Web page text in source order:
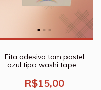
Fita adesiva tom pastel
azul tipo washi tape -
R$15,00